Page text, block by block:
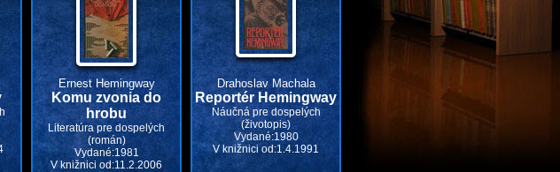
Ernest Hemingway
Komu zvonia do
hrobu
Literatúra pre dospelých
(román)
Vydané:1981
V knižnici od:11.2.2006
Drahoslav Machala
Reportér Hemingway
Náučná pre dospelých
(životopis)
Vydané:1980
V knižnici od:1.4.1991